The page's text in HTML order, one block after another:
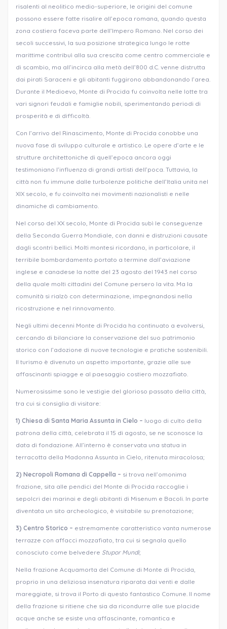
risalenti al neolitico medio-superiore, le origini del comune
possono essere fatte risalire all’epoca romana, quando questa
zona costiera faceva parte dell’Impero Romano. Nel corso dei
secoli successivi, la sua posizione strategica lungo le rotte
marittime contribuì alla sua crescita come centro commerciale e
di scambio, ma all’incirca alla metà dell’800 d.C. venne distrutta
dai pirati Saraceni e gli abitanti fuggirono abbandonando l’area.
Durante il Medioevo, Monte di Procida fu coinvolta nelle lotte tra
vari signori feudali e famiglie nobili, sperimentando periodi di
prosperità e di difficoltà.
Con l’arrivo del Rinascimento, Monte di Procida conobbe una
nuova fase di sviluppo culturale e artistico. Le opere d’arte e le
strutture architettoniche di quell’epoca ancora oggi
testimoniano l’influenza di grandi artisti dell’poca. Tuttavia, la
città non fu immune dalle turbolenze politiche dell’Italia unita nel
XIX secolo, e fu coinvolta nei movimenti nazionalisti e nelle
dinamiche di cambiamento.
Nel corso del XX secolo, Monte di Procida subì le conseguenze
della Seconda Guerra Mondiale, con danni e distruzioni causate
dagli scontri bellici. Molti montesi ricordano, in particolare, il
terribile bombardamento portato a termine dall’aviazione
inglese e canadese la notte del 23 agosto del 1943 nel corso
della quale molti cittadini del Comune persero la vita. Ma la
comunità si rialzò con determinazione, impegnandosi nella
ricostruzione e nel rinnovamento.
Negli ultimi decenni Monte di Procida ha continuato a evolversi,
cercando di bilanciare la conservazione del suo patrimonio
storico con l’adozione di nuove tecnologie e pratiche sostenibili.
Il turismo è divenuto un aspetto importante, grazie alle sue
affascinanti spiagge e al paesaggio costiero mozzafiato.
Numerosissime sono le vestigie del glorioso passato della città,
tra cui si consiglia di visitare:
1) Chiesa di Santa Maria Assunta in Cielo – luogo di culto della
patrona della città, celebrata il 15 di agosto, se ne sconosce la
data di fondazione. All’interno è conservata una statua in
terracotta della Madonna Assunta in Cielo, ritenuta miracolosa;
2) Necropoli Romana di Cappella – si trova nell’omonima
frazione, sita alle pendici del Monte di Procida raccoglie i
sepolcri dei marinai e degli abitanti di Misenum e Bacoli. In parte
diventata un sito archeologico, è visitabile su prenotazione;
3) Centro Storico – estremamente caratteristico vanta numerose
terrazze con affacci mozzafiato, tra cui si segnala quello
conosciuto come belvedere Stupor Mundi;
Nella frazione Acquamorta del Comune di Monte di Procida,
proprio in una deliziosa insenatura riparata dai venti e dalle
mareggiate, si trova il Porto di questo fantastico Comune. Il nome
della frazione si ritiene che sia da ricondurre alle sue placide
acque anche se esiste una affascinante, romantica e